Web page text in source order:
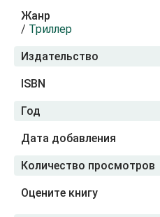
Жанр
/ Триллер
Издательство
ISBN
Год
Дата добавления
Количество просмотров
Оцените книгу